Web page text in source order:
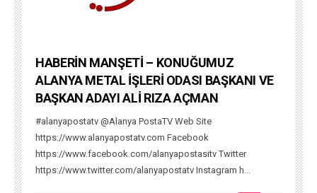
HABERİN MANŞETİ – KONUĞUMUZ
ALANYA METAL İŞLERİ ODASI BAŞKANI VE
BAŞKAN ADAYI ALİ RIZA AÇMAN
#alanyapostatv @Alanya PostaTV Web Site
https://www.alanyapostatv.com Facebook
https://www.facebook.com/alanyapostasitv Twitter
https://www.twitter.com/alanyapostatv Instagram h...